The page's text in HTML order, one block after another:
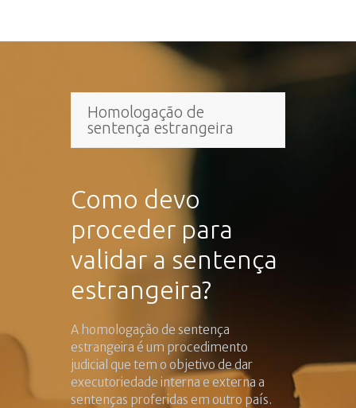
Homologação de
sentença estrangeira
Como devo
proceder para
validar a sentença
estrangeira?
A homologação de sentença
estrangeira é um procedimento
judicial que tem o objetivo de dar
executoriedade interna e externa a
sentenças proferidas em outro país.